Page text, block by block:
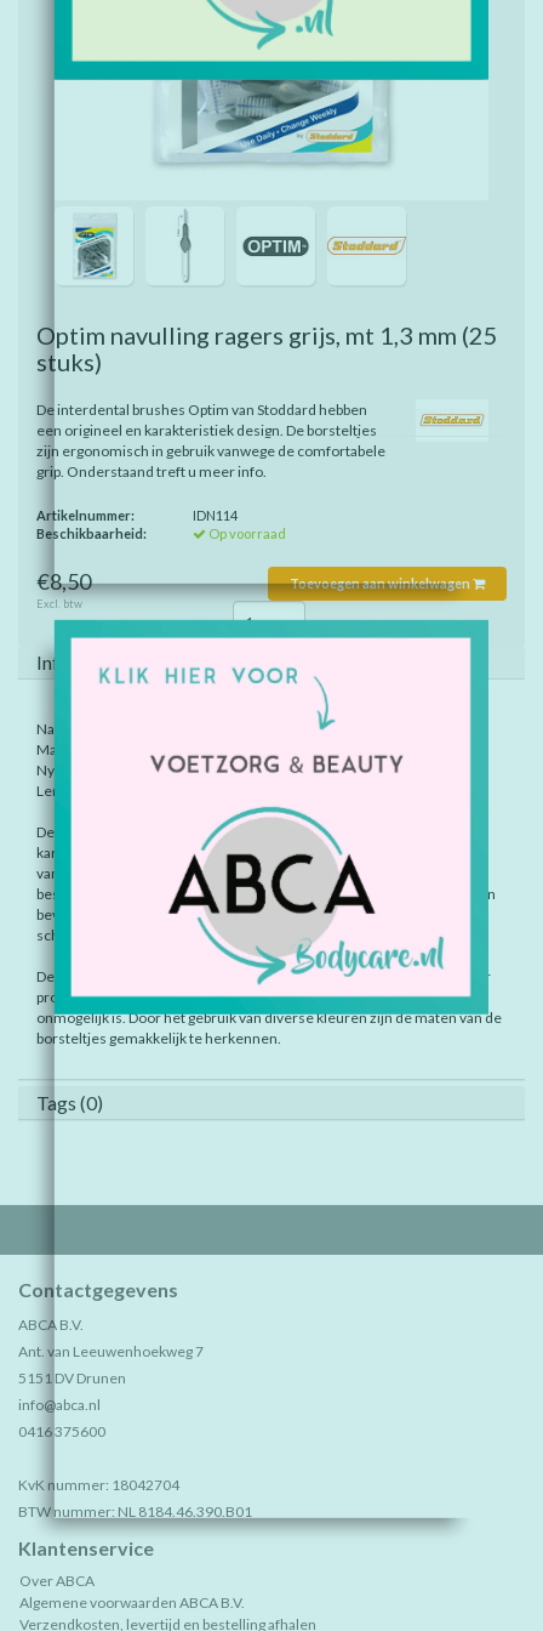
Optim navulling ragers grijs, mt 1,3 mm (25
stuks)
De interdental brushes Optim van Stoddard hebben
een origineel en karakteristiek design. De borsteltjes
zijn ergonomisch in gebruik vanwege de comfortabele
grip. Onderstaand treft u meer info.
Artikelnummer:
IDN114
Beschikbaarheid:
Op voorraad
€8,50
Excl. btw
Toevoegen aan winkelwagen
Informatie
Navulling: grijs.
Maat: 1,3 mm
Nylon doorsnede: 9,0
Lengte staal: 13,0
De interdental brushes van Stoddard hebben een origineel en
karakteristiek design. De borsteltjes zijn ergonomisch in gebruik
vanwege zijn comfortabele grip. Elk borsteltje heeft zijn eigen
beschermkapje dat tevens dienst kan doen als verlenging van de grip en
bevat een roestvrijstalen kern met plastic bedekt, om galvanische
schokjes te voorkomen.
De verbinding tussen de grip en het borsteltje is door een revolutionair
productieproces zo vervaardigd dat scheiding van beide delen
onmogelijk is. Door het gebruik van diverse kleuren zijn de maten van de
borsteltjes gemakkelijk te herkennen.
Tags (0)
Contactgegevens
ABCA B.V.
Ant. van Leeuwenhoekweg 7
5151 DV Drunen
info@abca.nl
0416 375600
KvK nummer: 18042704
BTW nummer: NL 8184.46.390.B01
Klantenservice
Over ABCA
Algemene voorwaarden ABCA B.V.
Verzendkosten, levertijd en bestelling afhalen